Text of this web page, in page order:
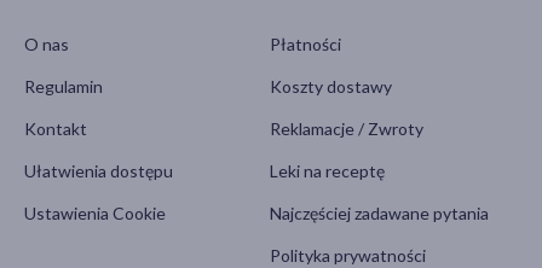
O nas
Regulamin
Kontakt
Ułatwienia dostępu
Ustawienia Cookie
Płatności
Koszty dostawy
Reklamacje / Zwroty
Leki na receptę
Najczęściej zadawane pytania
Polityka prywatności